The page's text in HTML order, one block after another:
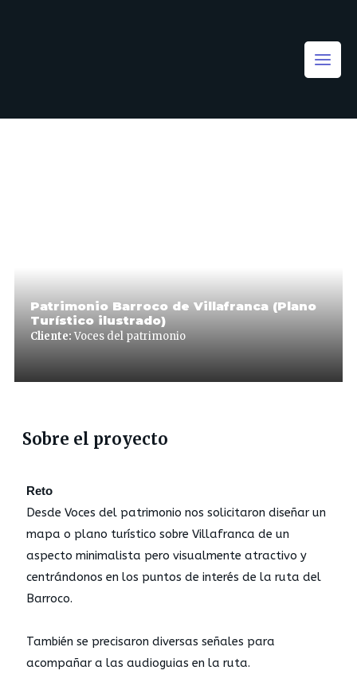
Patrimonio Barroco de Villafranca (Plano
Turístico ilustrado)
Cliente:Voces del patrimonio
Sobre el proyecto
Reto
Desde Voces del patrimonio nos solicitaron diseñar un
mapa o plano turístico sobre Villafranca de un
aspecto minimalista pero visualmente atractivo y
centrándonos en los puntos de interés de la ruta del
Barroco.
También se precisaron diversas señales para
acompañar a las audioguias en la ruta.